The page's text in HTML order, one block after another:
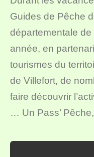
Guides de Pêche
départementale
année, en
tourismes du
de Villefort, de
faire découvrir
… Un Pass’